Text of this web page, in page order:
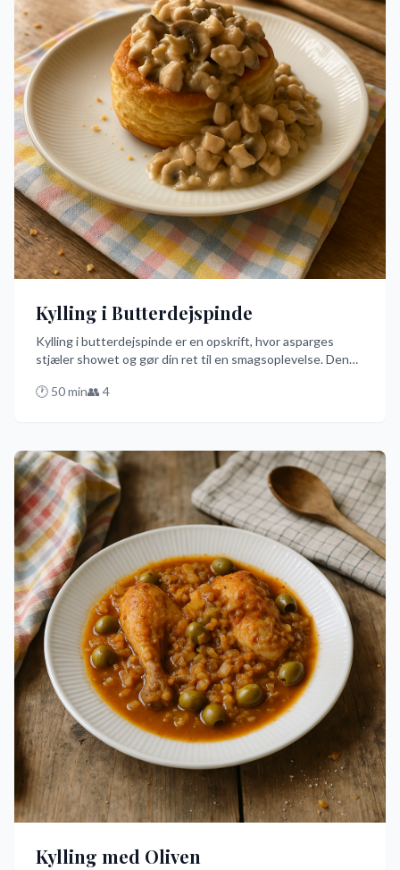
Kylling i Butterdejspinde
Kylling i butterdejspinde er en opskrift, hvor asparges
stjæler showet og gør din ret til en smagsoplevelse. Denne
butterdejspinde som det perfekte skjulested for en
🕐 50min👥 4
Kylling med Oliven